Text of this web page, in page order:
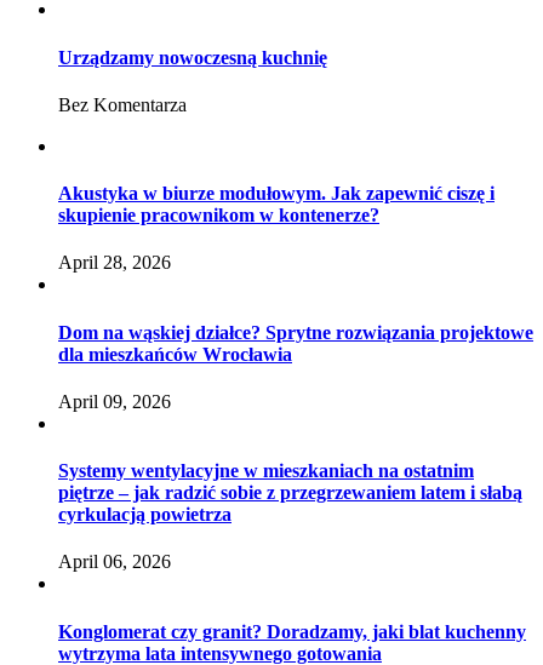
Urządzamy nowoczesną kuchnię
Bez Komentarza
Akustyka w biurze modułowym. Jak zapewnić ciszę i
skupienie pracownikom w kontenerze?
April 28, 2026
Dom na wąskiej działce? Sprytne rozwiązania projektowe
dla mieszkańców Wrocławia
April 09, 2026
Systemy wentylacyjne w mieszkaniach na ostatnim
piętrze – jak radzić sobie z przegrzewaniem latem i słabą
cyrkulacją powietrza
April 06, 2026
Konglomerat czy granit? Doradzamy, jaki blat kuchenny
wytrzyma lata intensywnego gotowania